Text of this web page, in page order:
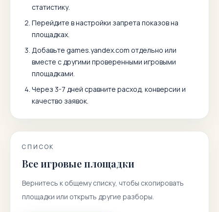
статистику.
Перейдите в настройки запрета показов на
площадках.
Добавьте games.yandex.com отдельно или
вместе с другими проверенными игровыми
площадками.
Через 3-7 дней сравните расход, конверсии и
качество заявок.
СПИСОК
Все игровые площадки
Вернитесь к общему списку, чтобы скопировать
площадки или открыть другие разборы.